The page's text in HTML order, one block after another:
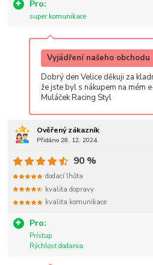
Pro:
super komunikace
Vyjádření našeho obchodu
Dobrý den Velice děkuji za
že jste byl s nákupem na mém
Muláček Racing Styl
Ověřený zákazník
Přidáno 28. 12. 2024
Pro:
Prístup
Rýchlosť dodania
90 %
dodací lhůta
kvalita dopravy
kvalita komunikace